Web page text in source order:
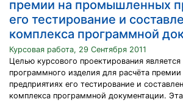
премии на промышленных
его тестирование и
комплекса программной
Курсовая работа, 29 Сентября 2011
Целью курсового проектирования является
программного изделия для расчёта
предприятиях его тестирование и
комплекса программной документации.